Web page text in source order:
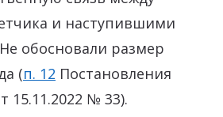
и наступившими
обосновали размер
(п. 12 Постановления
15.11.2022 № 33).